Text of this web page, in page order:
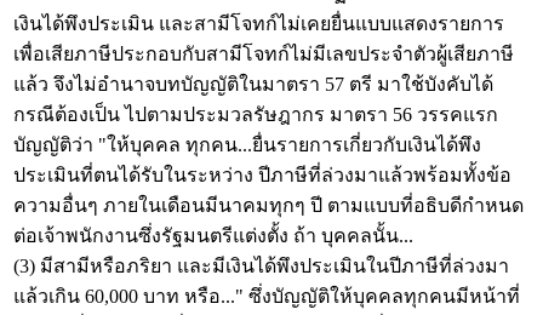
เงินได้พึงประเมิน และสามีโจทก์ไม่เคยยื่นแบบแสดงรายการ
เพื่อเสียภาษีประกอบกับสามีโจทก์ไม่มีเลขประจำตัวผู้เสียภาษี
แล้ว จึงไม่อำนาจบทบัญญัติในมาตรา 57 ตรี มาใช้บังคับได้
กรณีต้องเป็น ไปตามประมวลรัษฎากร มาตรา 56 วรรคแรก
บัญญัติว่า "ให้บุคคล ทุกคน...ยื่นรายการเกี่ยวกับเงินได้พึง
ประเมินที่ตนได้รับในระหว่าง ปีภาษีที่ล่วงมาแล้วพร้อมทั้งข้อ
ความอื่นๆ ภายในเดือนมีนาคมทุกๆ ปี ตามแบบที่อธิบดีกำหนด
ต่อเจ้าพนักงานซึ่งรัฐมนตรีแต่งตั้ง ถ้า บุคคลนั้น...
(3) มีสามีหรือภริยา และมีเงินได้พึงประเมินในปีภาษีที่ล่วงมา
แล้วเกิน 60,000 บาท หรือ..." ซึ่งบัญญัติให้บุคคลทุกคนมีหน้าที่